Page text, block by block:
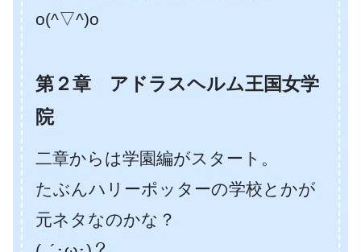
o(^▽^)o
第２章 アドラスヘルム王国女学
院
二章からは学園編がスタート。
たぶんハリーポッターの学校とかが
元ネタなのかな？